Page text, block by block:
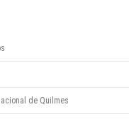
de Quilmes